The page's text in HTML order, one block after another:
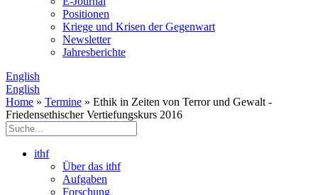
Positionen
Kriege und Krisen der Gegenwart
Newsletter
Jahresberichte
English
English
Home » Termine » Ethik in Zeiten von Terror und Gewalt -
Friedensethischer Vertiefungskurs 2016
ithf
Über das ithf
Aufgaben
Forschung